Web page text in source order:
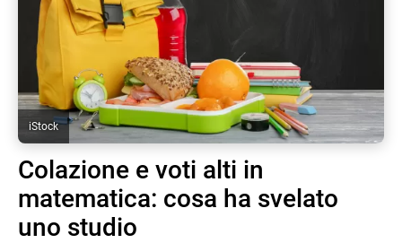
iStock
Colazione e voti alti in
matematica: cosa ha svelato
uno studio